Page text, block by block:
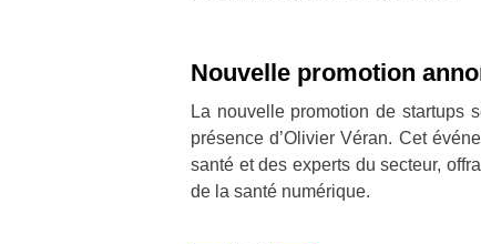
Nouvelle promotion
La nouvelle promotion de startups
présence d’Olivier Véran. Cet
santé et des experts du secteur,
de la santé numérique.